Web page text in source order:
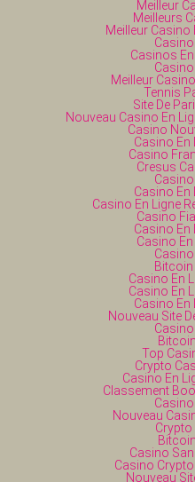
Meilleur
Meilleurs
Meilleur Casino
Casinos
Meilleur
Tennis
Site De
Nouveau Casino En
Casino
Casino En
Casino
Cresus
Casino En
Casino En Ligne
Casino
Casino En
Casino
Casino En
Casino En
Casino En
Nouveau Site
Top
Crypto
Casino En
Classement
Nouveau
Casino
Casino
Nouveau